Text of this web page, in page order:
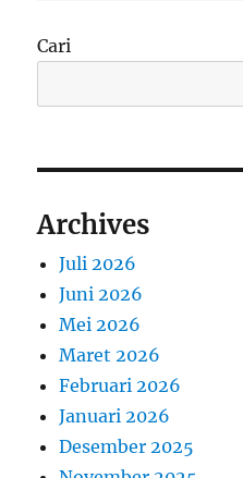
Cari
Archives
Juli 2026
Juni 2026
Mei 2026
Maret 2026
Februari 2026
Januari 2026
Desember 2025